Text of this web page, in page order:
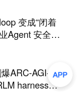
变成“闭着
Agent 安全还
ARC-AGI-3，
harness引